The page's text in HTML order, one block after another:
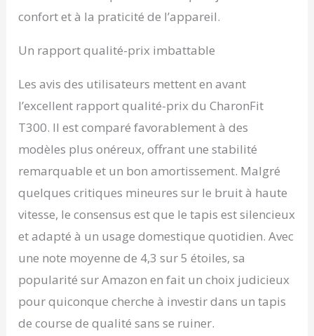
confort et à la praticité de l’appareil.
Un rapport qualité-prix imbattable
Les avis des utilisateurs mettent en avant
l’excellent rapport qualité-prix du CharonFit
T300. Il est comparé favorablement à des
modèles plus onéreux, offrant une stabilité
remarquable et un bon amortissement. Malgré
quelques critiques mineures sur le bruit à haute
vitesse, le consensus est que le tapis est silencieux
et adapté à un usage domestique quotidien. Avec
une note moyenne de 4,3 sur 5 étoiles, sa
popularité sur Amazon en fait un choix judicieux
pour quiconque cherche à investir dans un tapis
de course de qualité sans se ruiner.